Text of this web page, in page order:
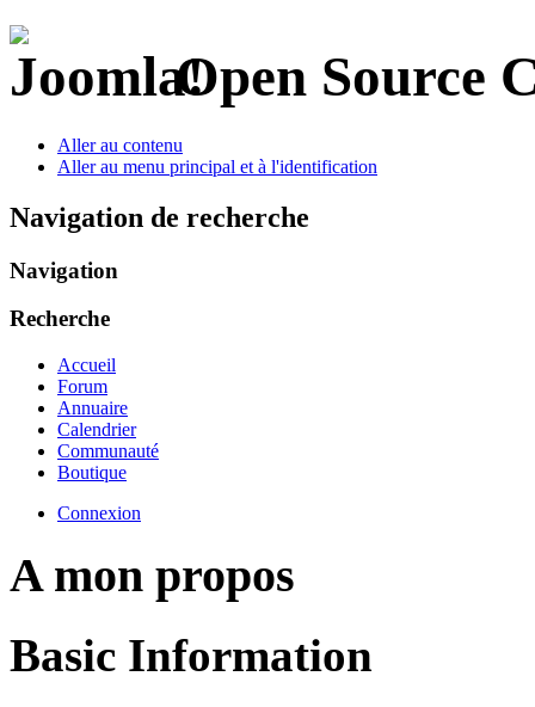
Open Source
Aller au contenu
Aller au menu principal et à l'identification
Navigation de recherche
Navigation
Recherche
Accueil
Forum
Annuaire
Calendrier
Communauté
Boutique
Connexion
A mon propos
Basic Information